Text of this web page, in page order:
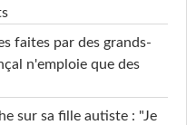
faites par des grands-
n'emploie que des
sur sa fille autiste : "Je